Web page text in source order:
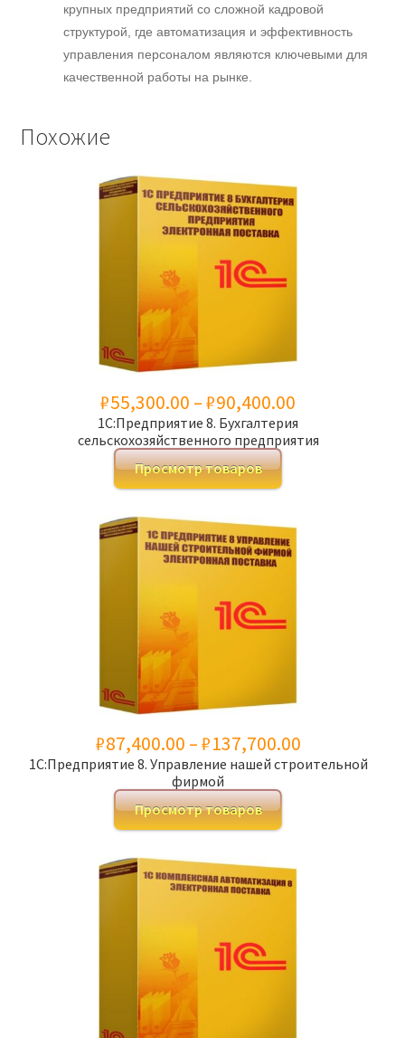
крупных предприятий со сложной кадровой
структурой, где автоматизация и эффективность
управления персоналом являются ключевыми для
качественной работы на рынке.
Похожие
1С:Предприятие 8. Бухгалтерия
сельскохозяйственного предприятия
₽55,300.00 –₽90,400.00
цен:
₽90,400.00
Просмотр товаров
1С:Предприятие 8. Управление нашей строительной
фирмой
₽87,400.00 –₽137,700.00Диапазон
цен:
Просмотр товаров